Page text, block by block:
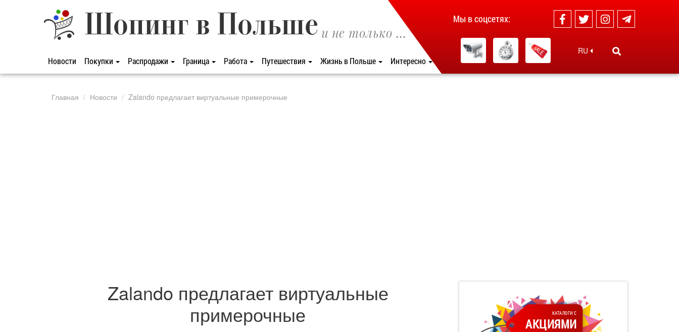
Шопинг в Польше и не только ...
Новости Покупки Распродажи Граница Работа Путешествия Жизнь в Польше Интересно
Мы в соцсетях:
RU
Главная Новости Zalando предлагает виртуальные примерочные
Zalando предлагает виртуальные
примерочные
КАТАЛОГИ С
АКЦИЯМИ